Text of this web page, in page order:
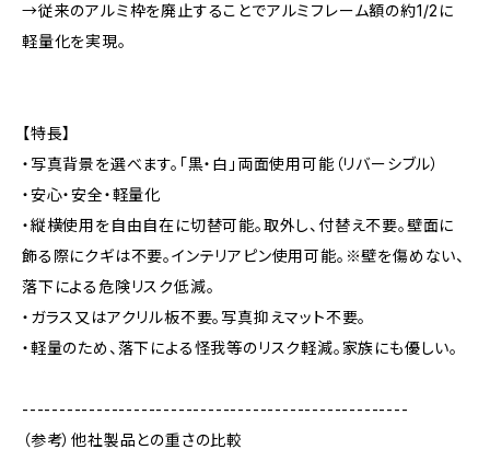
→従来のアルミ枠を廃止することでアルミフレーム額の約1/2に
軽量化を実現。
【特長】
・写真背景を選べます。「黒・白」両面使用可能（リバーシブル）
・安心・安全・軽量化
・縦横使用を自由自在に切替可能。取外し、付替え不要。壁面に
飾る際にクギは不要。インテリアピン使用可能。※壁を傷めない、
落下による危険リスク低減。
・ガラス又はアクリル板不要。写真抑えマット不要。
・軽量のため、落下による怪我等のリスク軽減。家族にも優しい。
----------------------------------------------------
（参考）他社製品との重さの比較